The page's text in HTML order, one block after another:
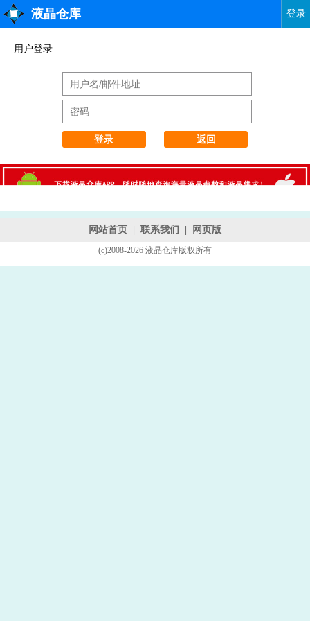
液晶仓库 登录
用户登录
登录 返回
网站首页 联系我们 网页版
(c)2008-2026 液晶仓库版权所有